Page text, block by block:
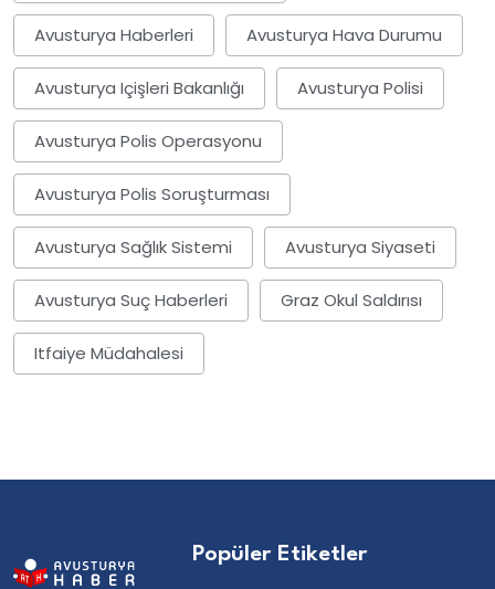
Avusturya Haberleri Avusturya Hava Durumu
Avusturya Içişleri Bakanlığı Avusturya Polisi
Avusturya Polis Operasyonu
Avusturya Polis Soruşturması
Avusturya Sağlık Sistemi Avusturya Siyaseti
Avusturya Suç Haberleri Graz Okul Saldırısı
Itfaiye Müdahalesi
Popüler Etiketler